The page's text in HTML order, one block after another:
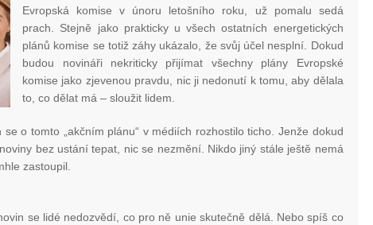
Evropská komise v únoru letošního roku, už pomalu sedá
prach. Stejně jako prakticky u všech ostatních energetických
plánů komise se totiž záhy ukázalo, že svůj účel nesplní. Dokud
budou novináři nekriticky přijímat všechny plány Evropské
komise jako zjevenou pravdu, nic ji nedonutí k tomu, aby dělala
to, co dělat má – sloužit lidem.
o tomto „akčním plánu“ v médiích rozhostilo ticho. Jenže dokud
bez ustání tepat, nic se nezmění. Nikdo jiný stále ještě nemá
zastoupil.
se lidé nedozvědí, co pro ně unie skutečně dělá. Nebo spíš co